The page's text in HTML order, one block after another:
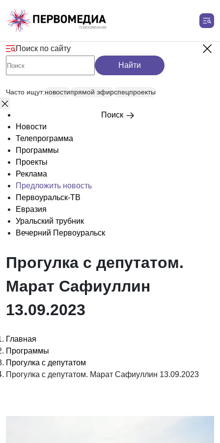
Поиск по сайту
Найти
Часто ищут:новостипрямой эфирспецпроекты
Поиск
Новости
Телепрограмма
Программы
Проекты
Реклама
Предложить новость
Первоуральск-ТВ
Евразия
Уральский трубник
Вечерний Первоуральск
Прогулка с депутатом.
Марат Сафиуллин
13.09.2023
Главная
Программы
Прогулка с депутатом
Прогулка с депутатом. Марат Сафиуллин 13.09.2023